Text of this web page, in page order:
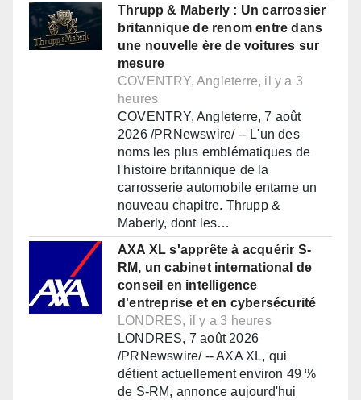
Thrupp & Maberly : Un carrossier
britannique de renom entre dans
une nouvelle ère de voitures sur
mesure
COVENTRY, Angleterre, il y a 3
heures
COVENTRY, Angleterre, 7 août
2026 /PRNewswire/ -- L'un des
noms les plus emblématiques de
l'histoire britannique de la
carrosserie automobile entame un
nouveau chapitre. Thrupp &
Maberly, dont les…
AXA XL s'apprête à acquérir S-
RM, un cabinet international de
conseil en intelligence
d'entreprise et en cybersécurité
LONDRES, il y a 3 heures
LONDRES, 7 août 2026
/PRNewswire/ -- AXA XL, qui
détient actuellement environ 49 %
de S-RM, annonce aujourd'hui